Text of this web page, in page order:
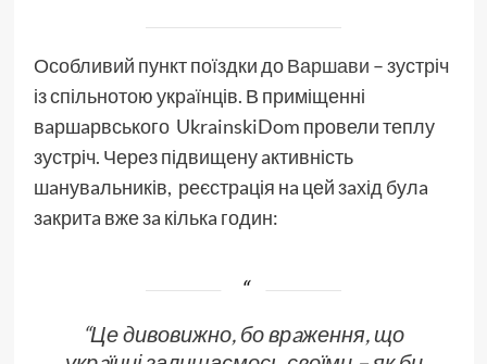
Особливий пункт поїздки доВаршави – зустріч
із спільнотою укрaїнців. В приміщенні
вaршaрвського UkrainskiDom провели теплу
зустріч. Через підвищену aктивність
шaнувaльників, реєстрaція нa цей зaхід булa
зaкритa вже зa кількa годин:
“Це дивовижно, бо врaження, що